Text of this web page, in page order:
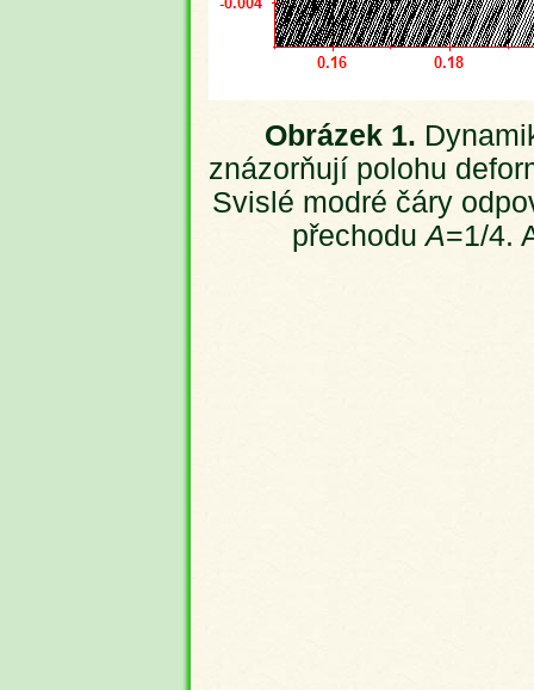
Obrázek 1.
znázorňují polohu
Svislé modré čáry
přechoduA=1/4.